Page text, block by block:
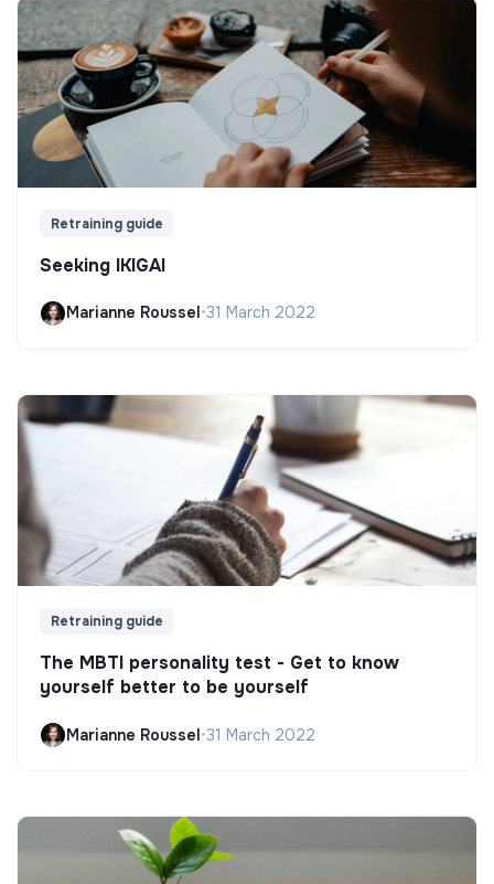
Retraining guide
Seeking IKIGAI
Marianne Roussel•31 March 2022
Retraining guide
The MBTI personality test - Get to know
yourself better to be yourself
Marianne Roussel•31 March 2022